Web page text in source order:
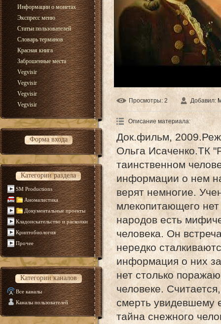
Информации о монетах
Экспресс меню
Статьи пользователей
Словарь терминов
Красная книга
Заброшенные места
Vegvisir
Vegvisir
Vegvisir
Vegvisir
Форма входа
Категории раздела
SM Productions
Аномалистика
Документальные проекты
Кладоискательство и раскопки
Криптобиология
Прочее
Категории каналов
Все каналы
Каналы пользователей
Просмотры: 2 Добавил:
Описание материала:
Док.фильм,
Ольга Исаченко.ТК
таинственном
информации о нем
верят немногие.
млекопитающего
народов есть
человека. Он
нередко
информация о них
нет столько
человеке.
смерть увидевшему
тайна снежного